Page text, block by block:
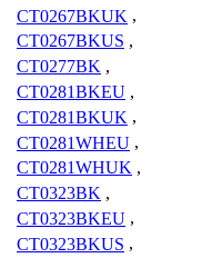
CT0267BKUK ,
CT0267BKUS ,
CT0277BK ,
CT0281BKEU ,
CT0281BKUK ,
CT0281WHEU ,
CT0281WHUK ,
CT0323BK ,
CT0323BKEU ,
CT0323BKUS ,